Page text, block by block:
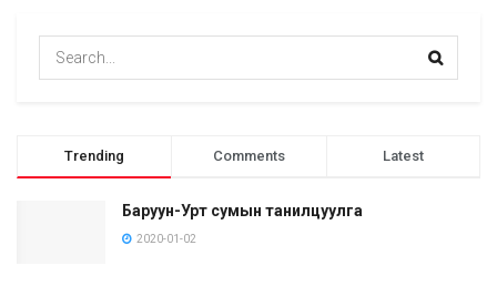
Trending Comments Latest
Баруун-Урт сумын танилцуулга
2020-01-02